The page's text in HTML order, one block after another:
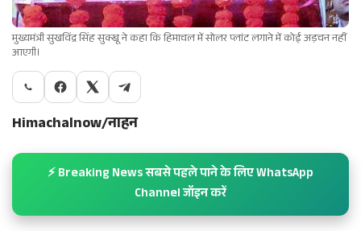
मुख्यमंत्री सुखविंद्र सिंह सुक्खू ने कहा कि हिमाचल में सोलर प्लांट लगाने में कोई अड़चन नहीं
आएगी।
Himachalnow/नाहन
⚡ Breaking News सबसे पहले पाने के लिए WhatsApp
Channel जॉइन करें